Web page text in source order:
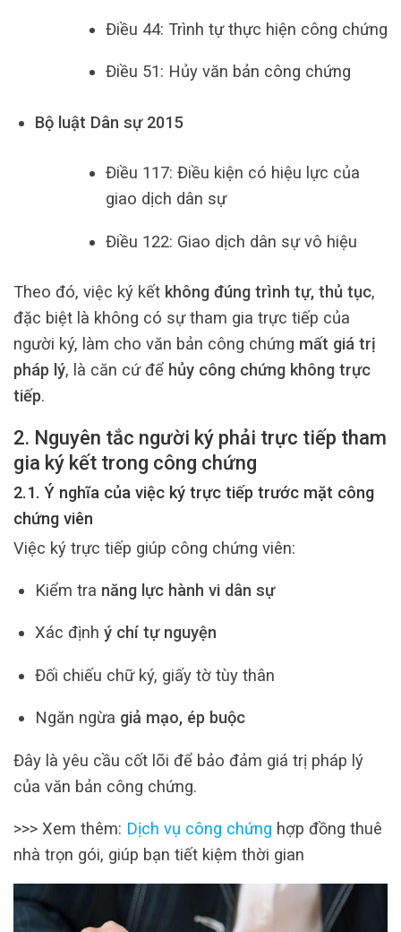
Điều 44: Trình tự thực hiện công chứng
Điều 51: Hủy văn bản công chứng
Bộ luật Dân sự 2015
Điều 117: Điều kiện có hiệu lực của
giao dịch dân sự
Điều 122: Giao dịch dân sự vô hiệu
Theo đó, việc ký kết không đúng trình tự, thủ tục,
đặc biệt là không có sự tham gia trực tiếp của
người ký, làm cho văn bản công chứng mất giá trị
pháp lý, là căn cứ để hủy công chứng không trực
tiếp.
2. Nguyên tắc người ký phải trực tiếp tham
gia ký kết trong công chứng
2.1. Ý nghĩa của việc ký trực tiếp trước mặt công
chứng viên
Việc ký trực tiếp giúp công chứng viên:
Kiểm tra năng lực hành vi dân sự
Xác định ý chí tự nguyện
Đối chiếu chữ ký, giấy tờ tùy thân
Ngăn ngừa giả mạo, ép buộc
Đây là yêu cầu cốt lõi để bảo đảm giá trị pháp lý
của văn bản công chứng.
>>> Xem thêm: Dịch vụ công chứng hợp đồng thuê
nhà trọn gói, giúp bạn tiết kiệm thời gian